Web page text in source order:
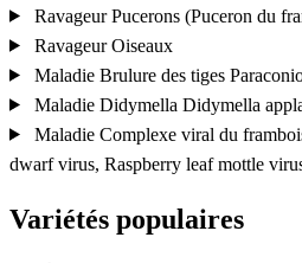
RavageurPucerons (Puceron du
RavageurOiseaux
Maladie Brulure des tiges
Maladie Didymella Didymella
Maladie Complexe viral du
dwarf virus, Raspberry leaf mottle
Variétés populaires